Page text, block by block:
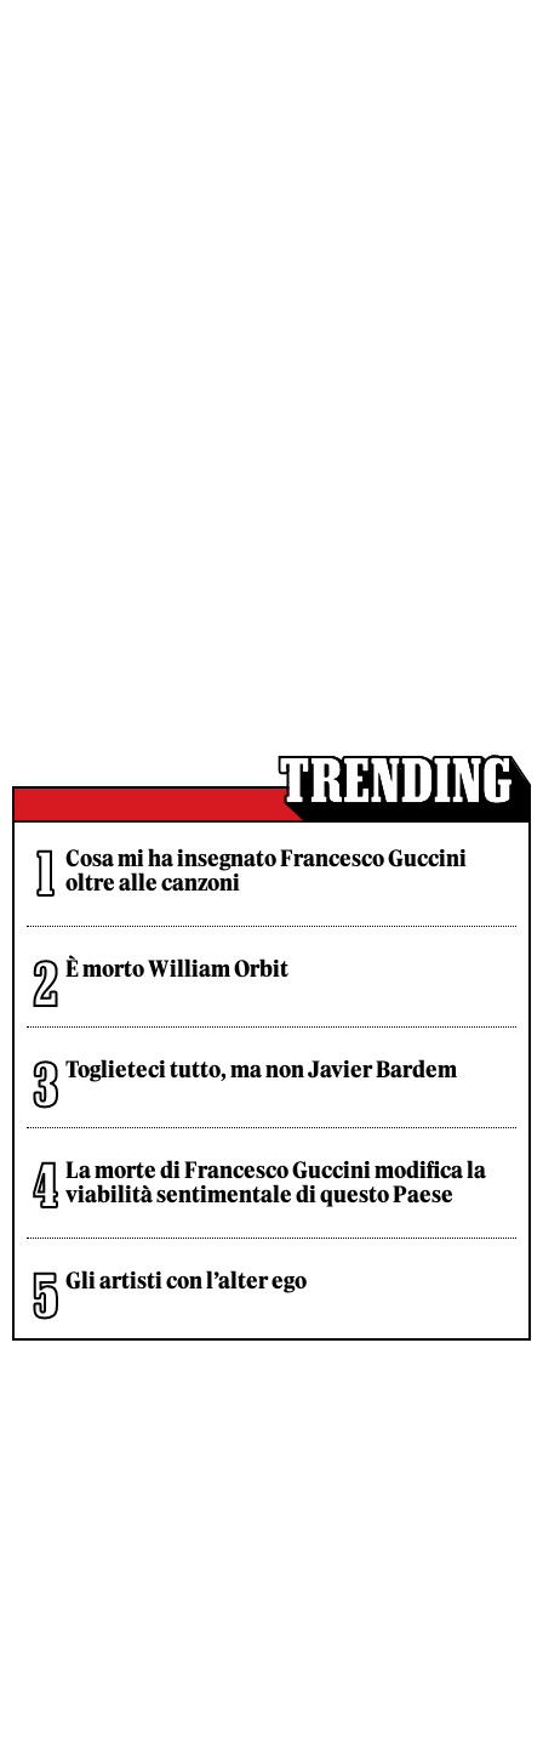
Cosa mi ha insegnato Francesco Guccini
oltre alle canzoni
È morto William Orbit
Toglieteci tutto, ma non Javier Bardem
La morte di Francesco Guccini modifica la
viabilità sentimentale di questo Paese
Gli artisti con l’alter ego